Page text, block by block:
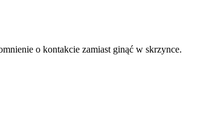
o kontakcie zamiast ginąć w skrzynce.